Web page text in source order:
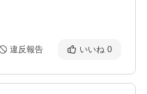
違反報告 いいね 0